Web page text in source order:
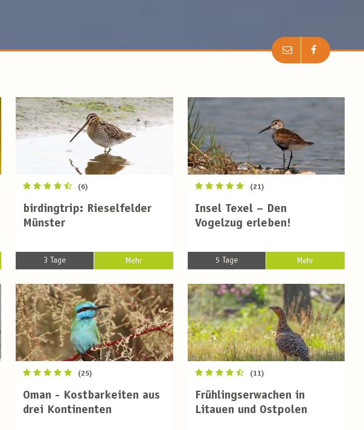
(6)
birdingtrip: Rieselfelder
Münster
3 Tage Mehr
(21)
Insel Texel – Den
Vogelzug erleben!
5 Tage Mehr
(25)
Oman - Kostbarkeiten aus
drei Kontinenten
(11)
Frühlingserwachen in
Litauen und Ostpolen